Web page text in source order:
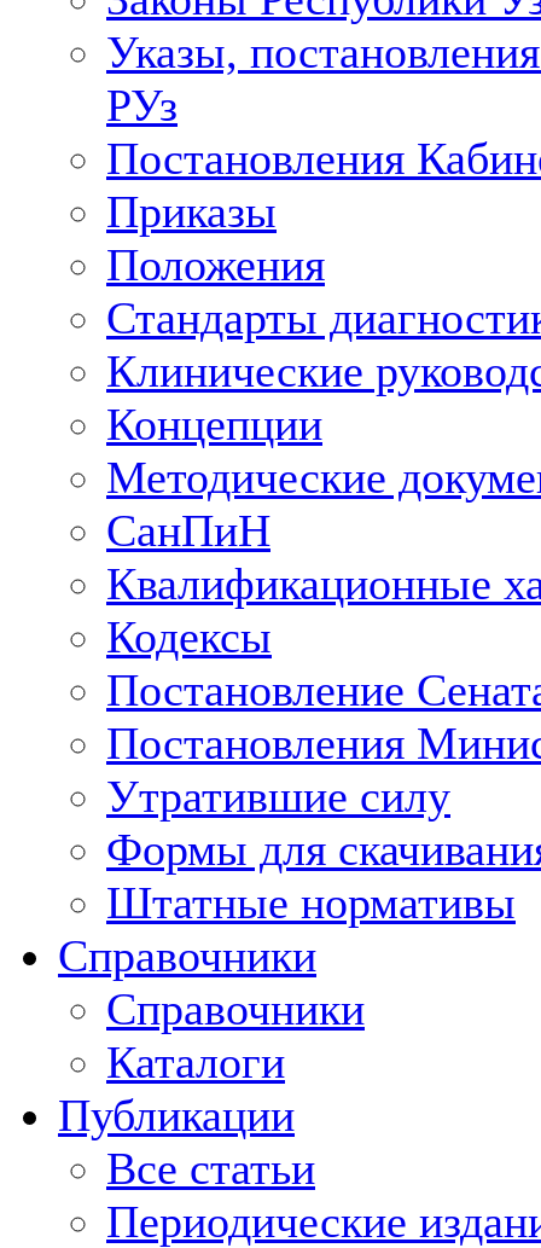
Указы,
РУз
Постановления
Приказы
Положения
Стандарты
Клинические
Концепции
Методические
СанПиН
Квалификационные
Кодексы
Постановление
Постановления
Утратившие силу
Формы для
Штатные нормативы
Справочники
Справочники
Каталоги
Публикации
Все статьи
Периодические